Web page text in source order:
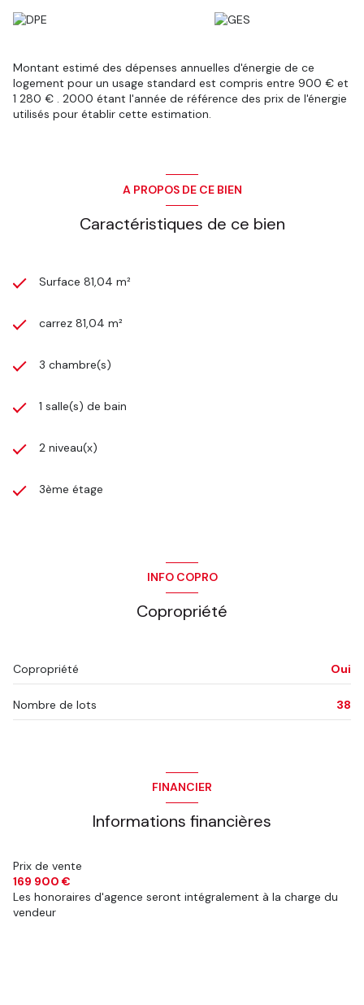
Montant estimé des dépenses annuelles d'énergie de ce
logement pour un usage standard est compris entre 900 € et
1 280 € . 2000 étant l'année de référence des prix de l'énergie
utilisés pour établir cette estimation.
A PROPOS DE CE BIEN
Caractéristiques de ce bien
Surface 81,04 m²
carrez 81,04 m²
3 chambre(s)
1 salle(s) de bain
2 niveau(x)
3ème étage
INFO COPRO
Copropriété
Copropriété Oui
Nombre de lots 38
FINANCIER
Informations financières
Prix de vente
169 900 €
Les honoraires d'agence seront intégralement à la charge du
vendeur